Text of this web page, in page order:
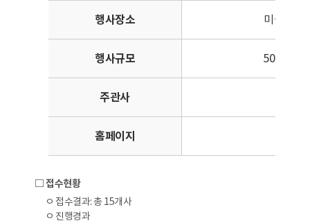
행사장소 미국 샌
행사규모 50개국,
주관사
홈페이지
□ 접수현황
ㅇ 접수결과: 총 15개사
ㅇ 진행경과